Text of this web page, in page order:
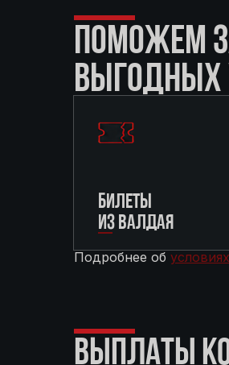
ПОМОЖЕМ
ВЫГОДНЫХ
БИЛЕТЫ
ИЗ ВАЛДАЯ
Подробнее об
ВЫПЛАТЫ